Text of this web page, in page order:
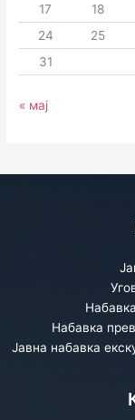
17
18
24
25
31
« мај
Набавка
Јавна набавка